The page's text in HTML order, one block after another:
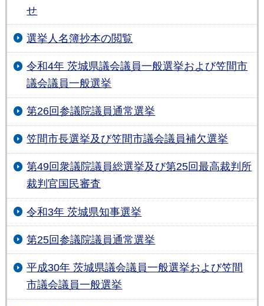
せ
選挙人名簿抄本の閲覧
令和4年 茨城県議会議員一般選挙および笠間市
議会議員一般選挙
第26回参議院議員通常選挙
笠間市長選挙及び笠間市議会議員補欠選挙
第49回衆議院議員総選挙及び第25回最高裁判所
裁判官国民審査
令和3年 茨城県知事選挙
第25回参議院議員通常選挙
平成30年 茨城県議会議員一般選挙および笠間
市議会議員一般選挙